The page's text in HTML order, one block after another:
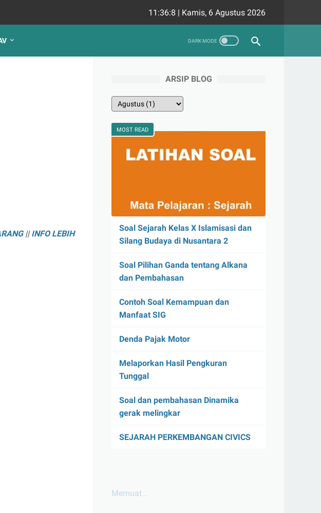
11:36:9 | Kamis, 6 Agustus 2026
||INFO LEBIH
ARSIP BLOG
MOST READ
Soal Sejarah Kelas X Islamisasi dan
Silang Budaya di Nusantara 2
Soal Pilihan Ganda tentang Alkana
dan Pembahasan
Contoh Soal Kemampuan dan
Manfaat SIG
Denda Pajak Motor
Melaporkan Hasil Pengkuran
Tunggal
Soal dan pembahasan Dinamika
gerak melingkar
SEJARAH PERKEMBANGAN CIVICS
Memuat...